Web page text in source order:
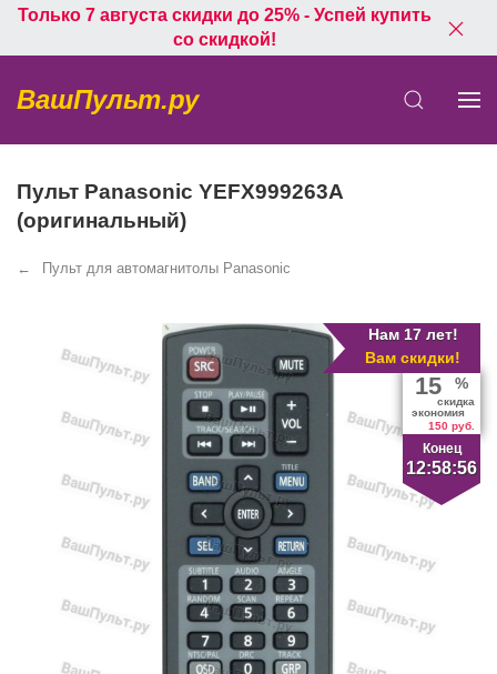
Только 7 августа скидки до 25% - Успей купить
со скидкой!
ВашПульт.ру
Пульт Panasonic YEFX999263A
(оригинальный)
Пульт для автомагнитолы Panasonic
Нам 17 лет!
Вам скидки!
Конец
12:58:56
15 %
скидка
экономия
150 руб.